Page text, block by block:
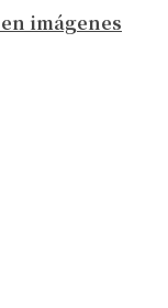
imágenes